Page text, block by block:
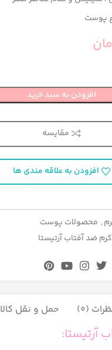
پوست
افزودن به سبد خرید
مقایسه
افزودن به علاقه مندی ها
, محصولات پوست
کرم ضد آفتاب آرتیستا
(0) حمل و نقل کالا
آرتیستا: